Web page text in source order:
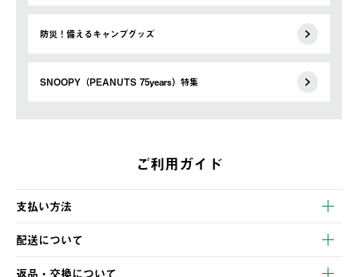
防災！備えるキャンプグッズ
SNOOPY（PEANUTS 75years）特集
ご利用ガイド
支払い方法
以下のいずれかの方法でお支払いいただけます。
・クレジットカード決済
・コンビニ決済
配送について
【発送スケジュール】